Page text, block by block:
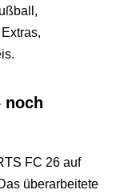
noch
FC 26 auf
überarbeitete